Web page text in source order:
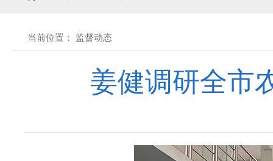
黄石市人民代表大会常务委员会公告
关于征集立法工作规划（2027年—2031
公开征集“扩大内需大力提振消费”社会
当前位置： 监督动态
姜健调研全市